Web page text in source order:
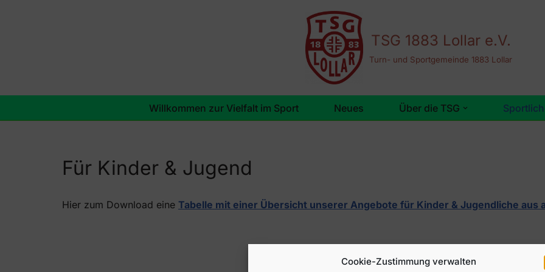
Cookie-Zustimmung verwalten
TSG 1883 Lollar e.V.
Turn- und Sportgemeinde 1883 Lollar
Willkommen zur Vielfalt im Sport Neues Über die TSG
Für Kinder & Jugend
Hier zum Download eine Tabelle mit einer Übersicht unserer Angebote für Kinder & Jugendliche aus